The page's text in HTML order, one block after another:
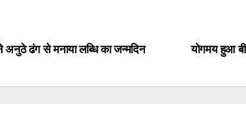
योगमय हुआ
अनुठे ढंग से मनाया लब्धि का जन्मदिन